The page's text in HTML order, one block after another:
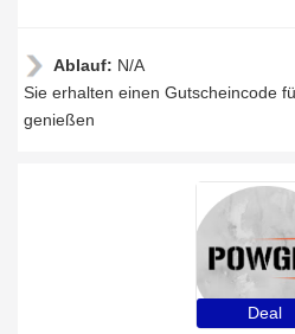
Ablauf: N/A
Sie erhalten einen Gutscheincode
genießen
Deal